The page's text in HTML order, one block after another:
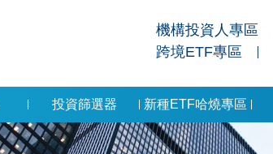
機構投資人專區
跨境ETF專區
投資篩選器 新種ETF哈燒專區